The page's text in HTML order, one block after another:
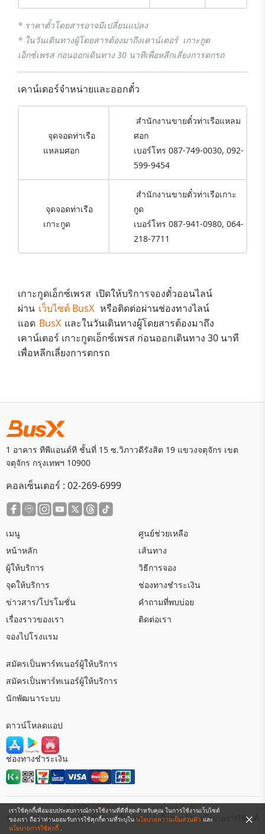
* ราคาตั๋วโดยสารอาจมีเปลี่ยนแปลง
* ในวันเดินทางผู้โดยสารต้องมาถึงเคาน์เตอร์ เกาะกูด
เอ็กซ์เพรส ก่อนออกเดินทาง 30 นาทีเพื่อหลีกเลี่ยงการตกรถ
เคาน์เตอร์จำหน่ายและออกตั๋ว
จุดจอดท่าเรือ
แหลมศอก
สำนักงานขายตั๋วท่าเรือแหลม
ศอก
เบอร์โทร 087-749-0030, 092-
599-9454
จุดจอดท่าเรือ
เกาะกูด
สำนักงานขายตั๋วท่าเรือเกาะ
กูด
เบอร์โทร 087-941-0980, 064-
218-7711
เกาะกูดเอ็กซ์เพรส เปิดให้บริการจองตั๋วออนไลน์
ผ่าน เว็บไซต์ BusX หรือติดต่อผ่านช่องทางไลน์
แอด BusX และในวันเดินทางผู้โดยสารต้องมาถึง
เคาน์เตอร์ เกาะกูดเอ็กซ์เพรส ก่อนออกเดินทาง 30 นาที
เพื่อหลีกเลี่ยงการตกรถ
เราใช้คุกกี้เพื่อมอบประสบการณ์การใช้งานที่ดีที่สุดสำหรับคุณ ในการใช้งานเว็บไซต์
ของเรา ถือว่าท่านยอมรับการใช้คุกกี้ตามที่ระบุใน นโยบายความเป็นส่วนตัว และ
นโยบายการใช้คุกกี้ .
1 อาคาร ทีพีแอนด์ที ชั้นที่ 15 ซ.วิภาวดีรังสิต 19 แขวงจตุจักร เขต
จตุจักร กรุงเทพฯ 10900
คอลเซ็นเตอร์ : 02-269-6999
เมนู
หน้าหลัก
ผู้ให้บริการ
จุดให้บริการ
ข่าวสาร/โปรโมชั่น
เรื่องราวของเรา
จองไปโรงแรม
ศูนย์ช่วยเหลือ
เส้นทาง
วิธีการจอง
ช่องทางชำระเงิน
คำถามที่พบบ่อย
ติดต่อเรา
สมัครเป็นพาร์ทเนอร์ผู้ให้บริการ
สมัครเป็นพาร์ทเนอร์ผู้ให้บริการ
นักพัฒนาระบบ
ดาวน์โหลดแอป
ช่องทางชำระเงิน
© 2026 บริษัท บัสเอ็กซ์ (ประเทศไทย) จำกัด
ข้อตกลงและเงื่อนไขการใช้บริการ
นโยบายความเป็นส่วนตัว นโยบายการใช้คุกกี้